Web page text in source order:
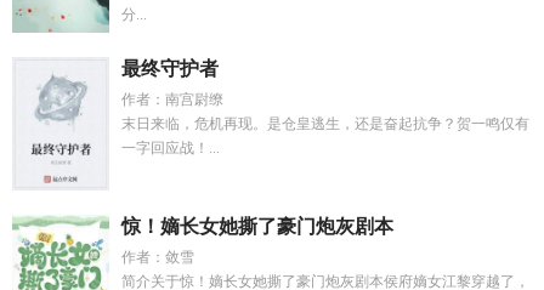
分...
最终守护者
作者：南宫尉缭
末日来临，危机再现。是仓皇逃生，还是奋起抗争？贺一鸣仅有
一字回应战！...
惊！嫡长女她撕了豪门炮灰剧本
作者：敛雪
简介关于惊！嫡长女她撕了豪门炮灰剧本侯府嫡女江黎穿越了，